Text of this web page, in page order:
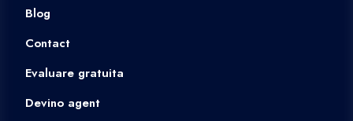
Blog
Contact
Evaluare gratuita
Devino agent